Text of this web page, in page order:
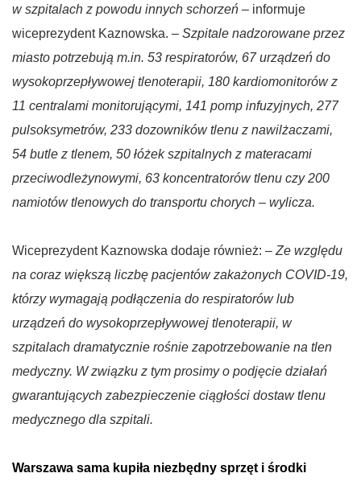
w szpitalach z powodu innych schorzeń – informuje
wiceprezydent Kaznowska. – Szpitale nadzorowane przez
miasto potrzebują m.in. 53 respiratorów, 67 urządzeń do
wysokoprzepływowej tlenoterapii, 180 kardiomonitorów z
11 centralami monitorującymi, 141 pomp infuzyjnych, 277
pulsoksymetrów, 233 dozowników tlenu z nawilżaczami,
54 butle z tlenem, 50 łóżek szpitalnych z materacami
przeciwodleżynowymi, 63 koncentratorów tlenu czy 200
namiotów tlenowych do transportu chorych – wylicza.
Wiceprezydent Kaznowska dodaje również: – Ze względu
na coraz większą liczbę pacjentów zakażonych COVID-19,
którzy wymagają podłączenia do respiratorów lub
urządzeń do wysokoprzepływowej tlenoterapii, w
szpitalach dramatycznie rośnie zapotrzebowanie na tlen
medyczny. W związku z tym prosimy o podjęcie działań
gwarantujących zabezpieczenie ciągłości dostaw tlenu
medycznego dla szpitali.
Warszawa sama kupiła niezbędny sprzęt i środki